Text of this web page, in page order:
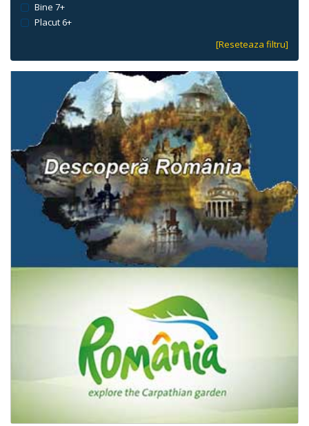
Bine 7+
Placut 6+
[Reseteaza filtru]